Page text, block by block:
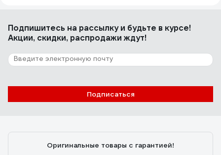
Подпишитесь на рассылкуи будьте в курсе!
Акции, скидки, распродажи ждут!
Подписаться
Оригинальные товары с гарантией!